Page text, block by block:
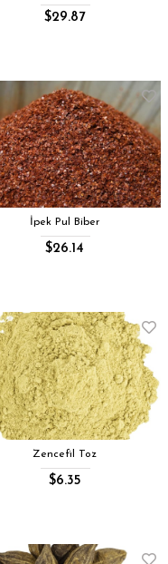
$29.87
İpek Pul Biber
$26.14
Zencefil Toz
$6.35